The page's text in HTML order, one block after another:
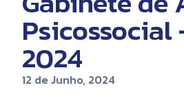
Psicossocial
2024
12 de Junho, 2024